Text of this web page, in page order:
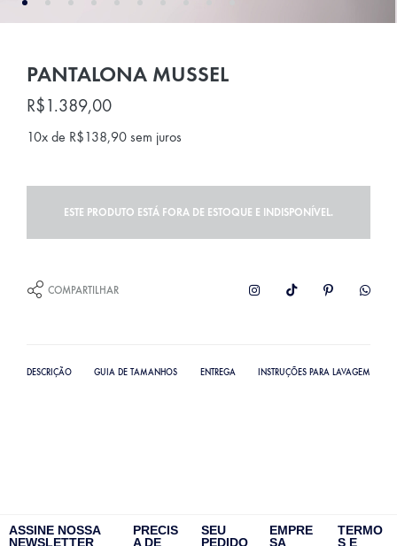
PANTALONA MUSSEL
R$1.389,00
10x de R$138,90 sem juros
ESTE PRODUTO ESTÁ FORA DE ESTOQUE E INDISPONÍVEL.
COMPARTILHAR
DESCRIÇÃO GUIA DE TAMANHOS ENTREGA INSTRUÇÕES PARA LAVAGEM
ASSINE NOSSA
NEWSLETTER
PRECIS
A DE
SEU
PEDIDO
EMPRE
SA
TERMO
S E